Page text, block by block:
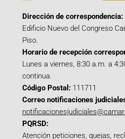
Dirección de correspondencia:
Edificio Nuevo del Congreso
Piso.
Horario de recepción
Lunes a viernes, 8:30 a.m. a
continua.
Código Postal: 111711
Correo notificaciones
PQRSD:
Atención peticiones, quejas,